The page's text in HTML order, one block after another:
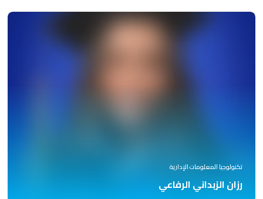
تكنولوجيا المعلومات الإدارية
رزان الزبداني الرفاعي